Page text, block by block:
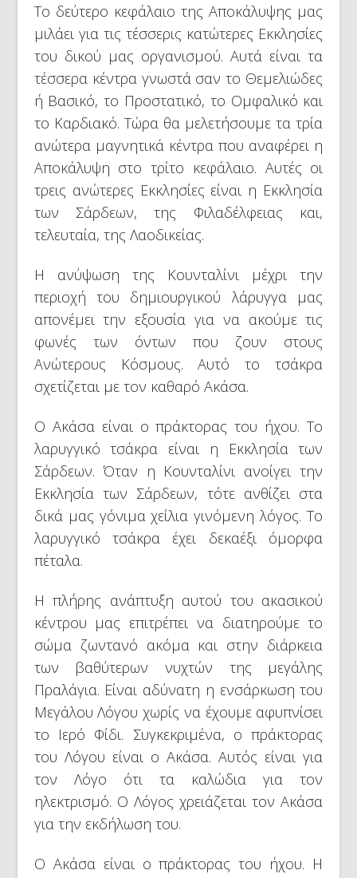
Το δεύτερο κεφάλαιο της Αποκάλυψης μας
μιλάει για τις τέσσερις κατώτερες Εκκλησίες
του δικού μας οργανισμού. Αυτά είναι τα
τέσσερα κέντρα γνωστά σαν το Θεμελιώδες
ή Βασικό, το Προστατικό, το Ομφαλικό και
το Καρδιακό. Τώρα θα μελετήσουμε τα τρία
ανώτερα μαγνητικά κέντρα που αναφέρει η
Αποκάλυψη στο τρίτο κεφάλαιο. Αυτές οι
τρεις ανώτερες Εκκλησίες είναι η Εκκλησία
των Σάρδεων, της Φιλαδέλφειας και,
τελευταία, της Λαοδικείας.
Η ανύψωση της Κουνταλίνι μέχρι την
περιοχή του δημιουργικού λάρυγγα μας
απονέμει την εξουσία για να ακούμε τις
φωνές των όντων που ζουν στους
Ανώτερους Κόσμους. Αυτό το τσάκρα
σχετίζεται με τον καθαρό Ακάσα.
Ο Ακάσα είναι ο πράκτορας του ήχου. Το
λαρυγγικό τσάκρα είναι η Εκκλησία των
Σάρδεων. Όταν η Κουνταλίνι ανοίγει την
Εκκλησία των Σάρδεων, τότε ανθίζει στα
δικά μας γόνιμα χείλια γινόμενη λόγος. Το
λαρυγγικό τσάκρα έχει δεκαέξι όμορφα
πέταλα.
Η πλήρης ανάπτυξη αυτού του ακασικού
κέντρου μας επιτρέπει να διατηρούμε το
σώμα ζωντανό ακόμα και στην διάρκεια
των βαθύτερων νυχτών της μεγάλης
Πραλάγια. Είναι αδύνατη η ενσάρκωση του
Μεγάλου Λόγου χωρίς να έχουμε αφυπνίσει
το Ιερό Φίδι. Συγκεκριμένα, ο πράκτορας
του Λόγου είναι ο Ακάσα. Αυτός είναι για
τον Λόγο ότι τα καλώδια για τον
ηλεκτρισμό. Ο Λόγος χρειάζεται τον Ακάσα
για την εκδήλωση του.
Ο Ακάσα είναι ο πράκτορας του ήχου. Η